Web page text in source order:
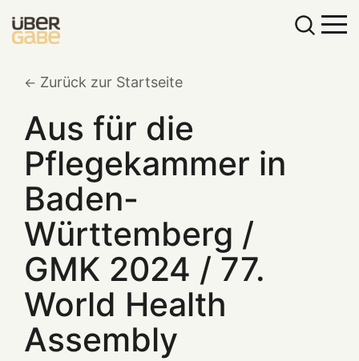
Zurück zur Startseite
Aus für die
Pflegekammer in
Baden-
Württemberg /
GMK 2024 / 77.
World Health
Assembly